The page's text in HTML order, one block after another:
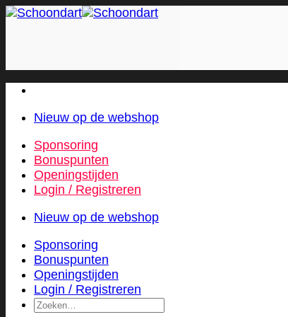
Skip
Nieuw op de webshop
Sponsoring
Bonuspunten
Openingstijden
Login / Registreren
Nieuw op de webshop
Sponsoring
Bonuspunten
Openingstijden
Login / Registreren
Zoeken